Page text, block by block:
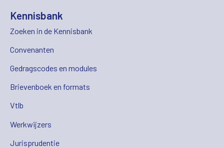
Kennisbank
Zoeken in de Kennisbank
Convenanten
Gedragscodes en modules
Brievenboek en formats
Vtlb
Werkwijzers
Jurisprudentie